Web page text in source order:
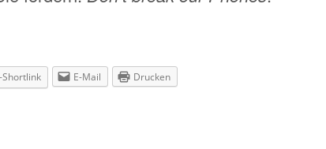
E-Mail Drucken